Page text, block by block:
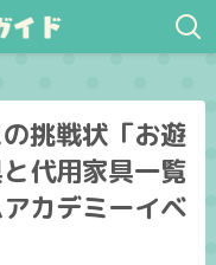
挑戦状「お遊
代用家具一覧
カデミーイベ